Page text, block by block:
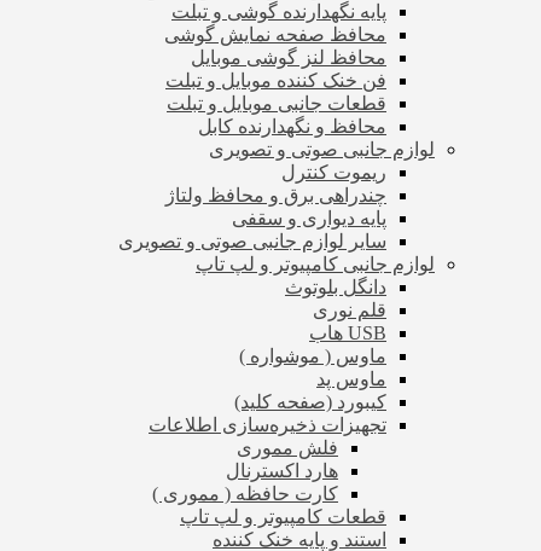
پایه نگهدارنده گوشی و تبلت
محافظ صفحه نمایش گوشی
محافظ لنز گوشی موبایل
فن خنک کننده موبایل و تبلت
قطعات جانبی موبایل و تبلت
محافظ و نگهدارنده کابل
لوازم جانبی صوتی و تصویری
ریموت کنترل
چندراهی برق و محافظ ولتاژ
پایه دیواری و سقفی
سایر لوازم جانبی صوتی و تصویری
لوازم جانبی کامپیوتر و لپ تاپ
دانگل بلوتوث
قلم نوری
USB هاب
ماوس ( موشواره )
ماوس پد
کیبورد (صفحه کلید)
تجهیزات ذخیره‌سازی اطلاعات
فلش مموری
هارد اکسترنال
کارت حافظه ( مموری )
قطعات کامپیوتر و لپ تاپ
استند و پایه خنک کننده